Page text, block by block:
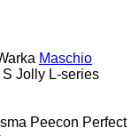
Maschio
S Jolly L-series
Peecon Perfect